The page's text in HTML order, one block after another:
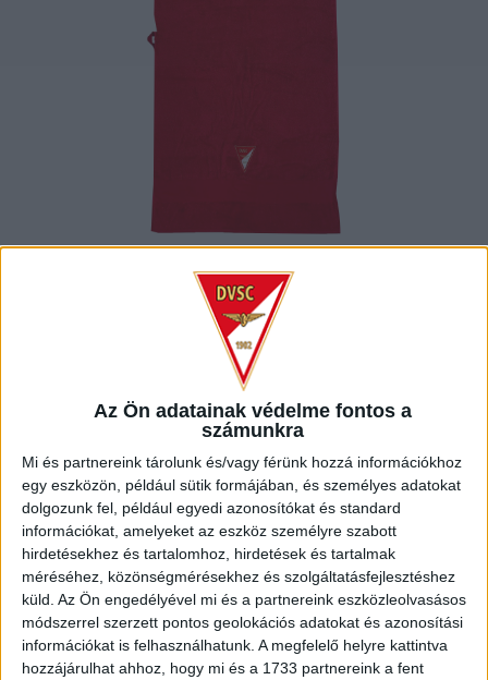
Az Ön adatainak védelme fontos a
számunkra
Mi és partnereink tárolunk és/vagy férünk hozzá információkhoz
egy eszközön, például sütik formájában, és személyes adatokat
dolgozunk fel, például egyedi azonosítókat és standard
információkat, amelyeket az eszköz személyre szabott
hirdetésekhez és tartalomhoz, hirdetések és tartalmak
méréséhez, közönségmérésekhez és szolgáltatásfejlesztéshez
küld. Az Ön engedélyével mi és a partnereink eszközleolvasásos
módszerrel szerzett pontos geolokációs adatokat és azonosítási
információkat is felhasználhatunk. A megfelelő helyre kattintva
hozzájárulhat ahhoz, hogy mi és a 1733 partnereink a fent
TÖRÖLKÖZŐ –
NAGY (70 X 140
CM)
8.990Ft
Készleten